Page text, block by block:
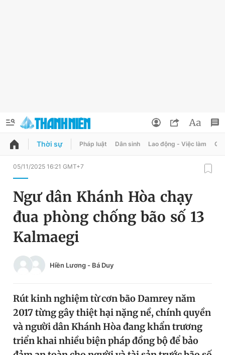
QUẢNG CÁO
Chuyên mục
Chuyên mục khác
Chào ngày mới
Video Magazine
Đổi mật khẩu
Tin đã lưu
Tin đã xem
Đăng xuất
Thời sự Pháp luật Dân sinh Lao động - Việc làm
05/11/2025 16:21 GMT+7
Ngư dân Khánh Hòa chạy
đua phòng chống bão số 13
Kalmaegi
Hiền Lương - Bá Duy
Rút kinh nghiệm từ cơn bão Damrey năm
2017 từng gây thiệt hại nặng nề, chính quyền
và người dân Khánh Hòa đang khẩn trương
triển khai nhiều biện pháp đồng bộ để bảo